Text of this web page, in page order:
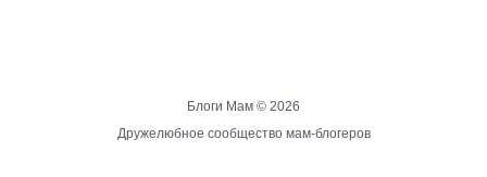
Блоги Мам © 2026
Дружелюбное сообщество мам-блогеров